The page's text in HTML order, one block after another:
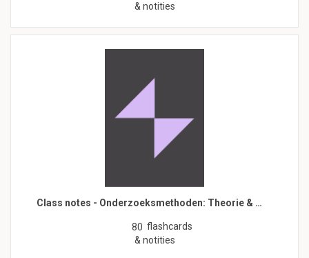
& notities
Class notes - Onderzoeksmethoden: Theorie & …
80 flashcards
& notities